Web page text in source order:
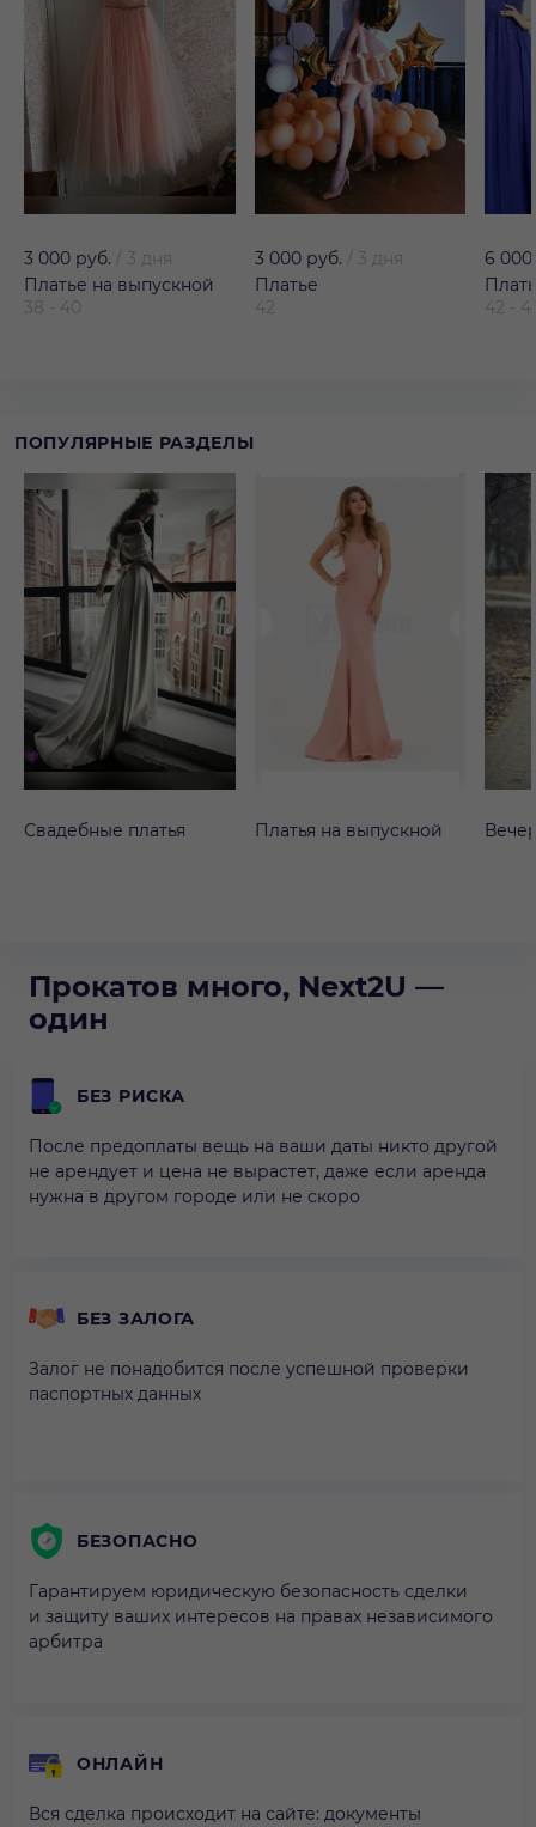
3 000 руб.
3 дня
Платье на выпускной
38 - 40
3 000 руб.
3 дня
Платье
42
6
42 -
ПОПУЛЯРНЫЕ РАЗДЕЛЫ
Свадебные платья Платья на выпускной
Прокатов много, Next2U —
один
БЕЗ РИСКА
После предоплаты вещь на ваши даты никто другой
не арендует и цена не вырастет, даже если аренда
нужна в другом городе или не скоро
БЕЗ ЗАЛОГА
Залог не понадобится после успешной проверки
паспортных данных
БЕЗОПАСНО
Гарантируем юридическую безопасность сделки
и защиту ваших интересов на правах независимого
арбитра
ОНЛАЙН
Вся сделка происходит на сайте: документы